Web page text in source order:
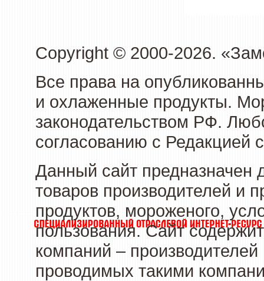
Copyright © 2000-2026.
Все права на
и охлаженные продукты.
законодательством РФ.
согласованию с Редакцией
Данный сайт предназначен
товаров производителей и
продуктов, мороженого,
пользования. Сайт
компаний –
проводимых такими